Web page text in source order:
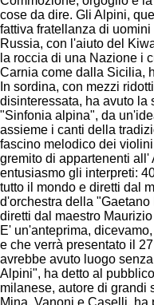
cose da dire. Gli Alpini,
fattiva fratellanza di
Russia, con l'aiuto del
la roccia di una Nazione i
Carnia come dalla Sicilia,
In sordina, con mezzi
disinteressata, ha avuto la
"Sinfonia alpina", da
assieme i canti della
fascino melodico dei
gremito di appartenenti
entusiasmo gli interpreti:
tutto il mondo e diretti dal
d'orchestra della
diretti dal maestro
E' un'anteprima,
e che verrà presentato il
avrebbe avuto luogo
Alpini", ha detto al
milanese, autore di grandi
Mina, Vanoni e Caselli,